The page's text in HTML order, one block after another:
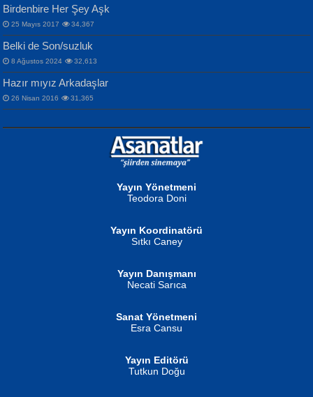
MAHMUT GÜRBÜZ
İbrahim Olmak ve Bitirebilmek...
NURAN KÖSE BAYDAR
Songül Özel
Mahzen...
Ben Deniz Değilim ki...
NAZIM HİKMET RAN
Bir Cezaevinde, Tecritteki Adamın
Mektupları...
Birdenbire Her Şey Aşk
25 Mayıs 2017 34,367
Belki de Son/suzluk
8 Ağustos 2024 32,613
Hazır mıyız Arkadaşlar
26 Nisan 2016 31,365
Yayın Yönetmeni
Teodora Doni
Yayın Koordinatörü
Sıtkı Caney
Yayın Danışmanı
Necati Sarıca
Sanat Yönetmeni
Esra Cansu
Yayın Editörü
Tutkun Doğu